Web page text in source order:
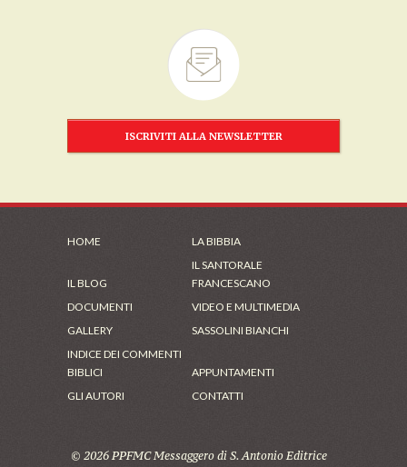
ISCRIVITI ALLA NEWSLETTER
HOME LA BIBBIA
IL BLOG
IL SANTORALE
FRANCESCANO
DOCUMENTI
VIDEO E MULTIMEDIA
GALLERY
SASSOLINI BIANCHI
INDICE DEI COMMENTI
BIBLICI
APPUNTAMENTI
GLI AUTORI
CONTATTI
© 2026 PPFMC Messaggero di S. Antonio Editrice